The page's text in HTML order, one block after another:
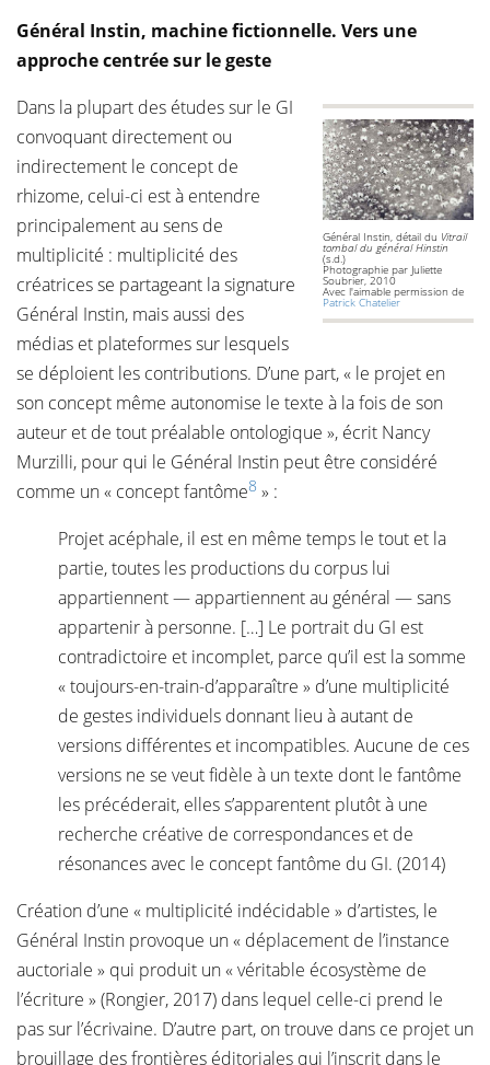
Général Instin, machine fictionnelle. Vers une
approche centrée sur le geste
Général Instin, détail du Vitrail
tombal du général Hinstin
(s.d.)
Photographie par Juliette
Soubrier, 2010
Avec l'aimable permission de
Patrick Chatelier
Dans la plupart des études sur le GI
convoquant directement ou
indirectement le concept de
rhizome, celui-ci est à entendre
principalement au sens de
multiplicité : multiplicité des
créatrices se partageant la signature
Général Instin, mais aussi des
médias et plateformes sur lesquels
se déploient les contributions. D’une part, « le projet en
son concept même autonomise le texte à la fois de son
auteur et de tout préalable ontologique », écrit Nancy
Murzilli, pour qui le Général Instin peut être considéré
comme un « concept fantôme8 » :
Projet acéphale, il est en même temps le tout et la
partie, toutes les productions du corpus lui
appartiennent — appartiennent au général — sans
appartenir à personne. […] Le portrait du GI est
contradictoire et incomplet, parce qu’il est la somme
« toujours-en-train-d’apparaître » d’une multiplicité
de gestes individuels donnant lieu à autant de
versions différentes et incompatibles. Aucune de ces
versions ne se veut fidèle à un texte dont le fantôme
les précéderait, elles s’apparentent plutôt à une
recherche créative de correspondances et de
résonances avec le concept fantôme du GI. (2014)
Création d’une « multiplicité indécidable » d’artistes, le
Général Instin provoque un « déplacement de l’instance
auctoriale » qui produit un « véritable écosystème de
l’écriture » (Rongier, 2017) dans lequel celle-ci prend le
pas sur l’écrivaine. D’autre part, on trouve dans ce projet un
brouillage des frontières éditoriales qui l’inscrit dans le